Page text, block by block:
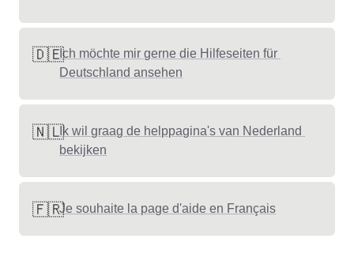
🇩🇪Ich möchte mir gerne die Hilfeseiten für
Deutschland ansehen
🇳🇱Ik wil graag de helppagina's van Nederland
bekijken
🇫🇷Je souhaite la page d'aide en Français